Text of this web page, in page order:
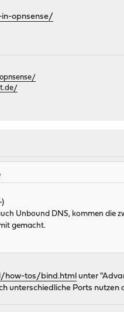
opnsense/
)
Unbound DNS, kommen die
gemacht.
how-tos/bind.html unter
unterschiedliche Ports nutzen